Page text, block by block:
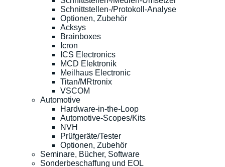
Schnittstellen-/Protokoll-Analyse
Optionen, Zubehör
Acksys
Brainboxes
Icron
ICS Electronics
MCD Elektronik
Meilhaus Electronic
Titan/MRtronix
VSCOM
Automotive
Hardware-in-the-Loop
Automotive-Scopes/Kits
NVH
Prüfgeräte/Tester
Optionen, Zubehör
Seminare, Bücher, Software
Sonderbeschaffung und EOL